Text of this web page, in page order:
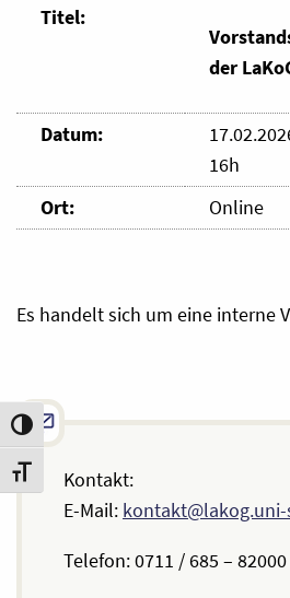
Umschalten auf hohe Kontraste
Schrift vergrößern
Titel:
der
Datum:
16h
Ort:
Online
Es handelt sich um eine interne
Kontakt:
E-Mail:
Telefon: 0711 / 685 – 82000